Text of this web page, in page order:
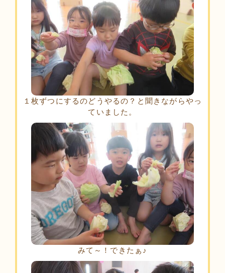
１枚ずつにするのどうやるの？と聞きながらやっ
ていました。
みて～！できたぁ♪